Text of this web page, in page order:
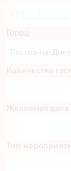
Город
Количество
Желаемая дата
Тип